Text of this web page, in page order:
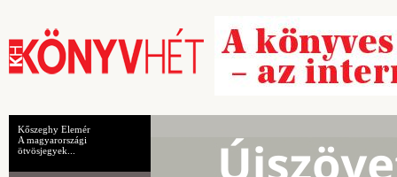
Kőszeghy Elemér
A magyarországi
ötvösjegyek...